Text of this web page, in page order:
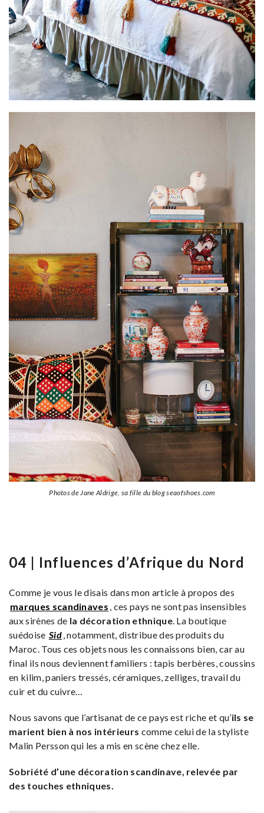
Photos de Jane Aldrige, sa fille du blog seaofshoes.com
04 | Influences d’Afrique du Nord
Comme je vous le disais dans mon article à propos des
marques scandinaves , ces pays ne sont pas insensibles
aux sirènes de la décoration ethnique. La boutique
suédoise Sid , notamment, distribue des produits du
Maroc. Tous ces objets nous les connaissons bien, car au
final ils nous deviennent familiers : tapis berbères, coussins
en kilim, paniers tressés, céramiques, zelliges, travail du
cuir et du cuivre…
Nous savons que l’artisanat de ce pays est riche et qu’ils se
marient bien à nos intérieurs comme celui de la styliste
Malin Persson qui les a mis en scène chez elle.
Sobriété d’une décoration scandinave, relevée par
des touches ethniques.